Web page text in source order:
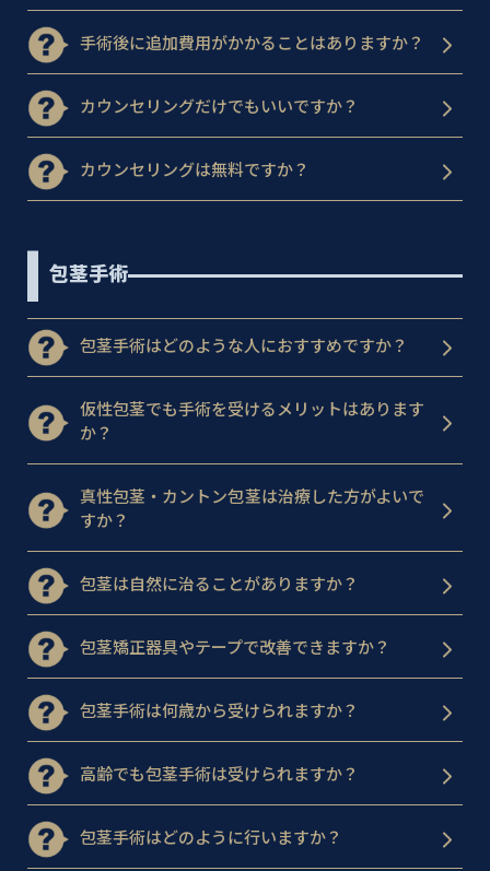
手術後に追加費用がかかることはありますか？
カウンセリングだけでもいいですか？
カウンセリングは無料ですか？
包茎手術
包茎手術はどのような人におすすめですか？
仮性包茎でも手術を受けるメリットはあります
か？
真性包茎・カントン包茎は治療した方がよいで
すか？
包茎は自然に治ることがありますか？
包茎矯正器具やテープで改善できますか？
包茎手術は何歳から受けられますか？
高齢でも包茎手術は受けられますか？
包茎手術はどのように行いますか？